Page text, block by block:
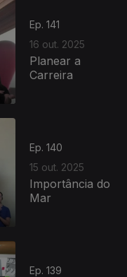
Ep. 141
16 out. 2025
Planear a
Carreira
Ep. 140
15 out. 2025
Importância do
Mar
Ep. 139